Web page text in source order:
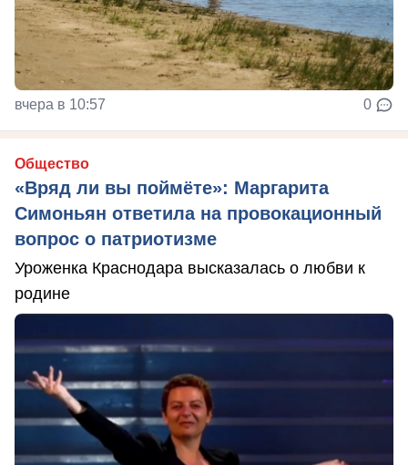
вчера в 10:57 0
Общество
«Вряд ли вы поймёте»: Маргарита
Симоньян ответила на провокационный
вопрос о патриотизме
Уроженка Краснодара высказалась о любви к
родине